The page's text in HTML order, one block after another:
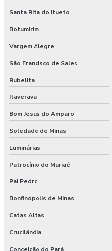
Santa Rita do Itueto
Botumirim
Vargem Alegre
São Francisco de Sales
Rubelita
Itaverava
Bom Jesus do Amparo
Soledade de Minas
Luminárias
Patrocínio do Muriaé
Pai Pedro
Bonfinópolis de Minas
Catas Altas
Crucilândia
Conceição do Pará